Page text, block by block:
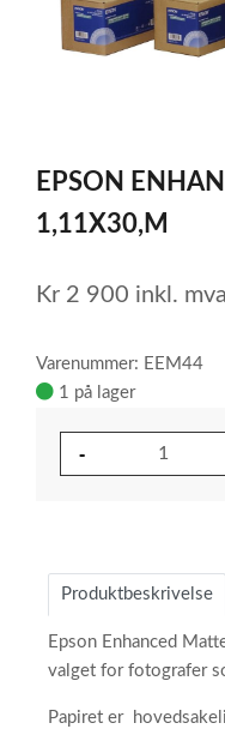
of
1
EPSON
1,11X30,M
Kr 2 900 inkl. mva
Varenummer: EEM44
1 på lager
Produktbeskrivelse
Epson Enhanced
valget for fotografer
Papiret er